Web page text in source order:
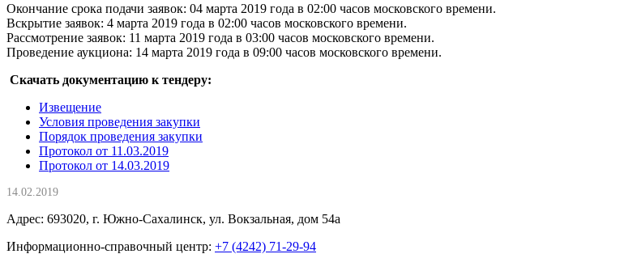
Окончание срока подачи заявок: 04 марта 2019 года в 02:00 часов московского времени.
Вскрытие заявок: 4 марта 2019 года в 02:00 часов московского времени.
Рассмотрение заявок: 11 марта 2019 года в 03:00 часов московского времени.
Проведение аукциона: 14 марта 2019 года в 09:00 часов московского времени.
Скачать документацию к тендеру:
Извещение
Условия проведения закупки
Порядок проведения закупки
Протокол от 11.03.2019
Протокол от 14.03.2019
14.02.2019
Адрес: 693020, г. Южно-Сахалинск, ул. Вокзальная, дом 54а
Информационно-справочный центр: +7 (4242) 71-29-94